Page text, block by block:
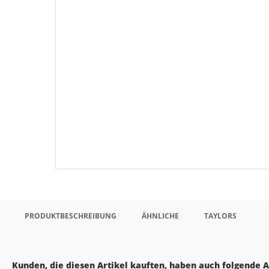
PRODUKTBESCHREIBUNG ÄHNLICHE TAYLORS
Kunden, die diesen Artikel kauften, haben auch folgende